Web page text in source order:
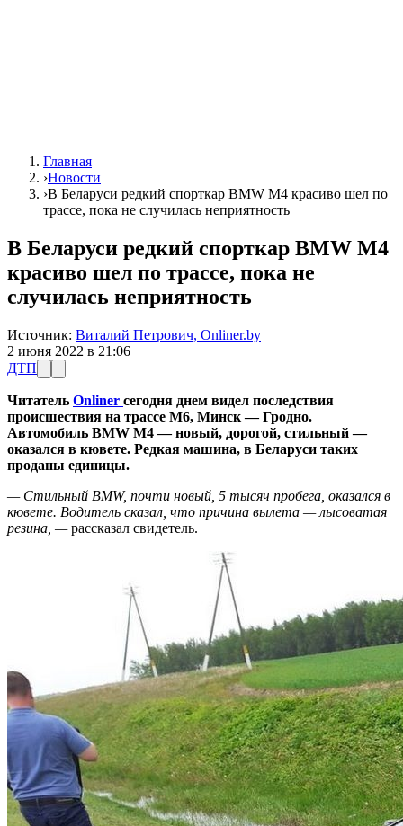
Главная
›Новости
›В Беларуси редкий спорткар BMW M4 красиво шел по
трассе, пока не случилась неприятность
В Беларуси редкий спорткар BMW M4
красиво шел по трассе, пока не
случилась неприятность
Источник: Виталий Петрович, Onliner.by
2 июня 2022 в 21:06
ДТП
Читатель Onliner сегодня днем видел последствия
происшествия на трассе М6, Минск — Гродно.
Автомобиль BMW M4 — новый, дорогой, стильный —
оказался в кювете. Редкая машина, в Беларуси таких
проданы единицы.
— Стильный BMW, почти новый, 5 тысяч пробега, оказался в
кювете. Водитель сказал, что причина вылета — лысоватая
резина, —рассказал свидетель.